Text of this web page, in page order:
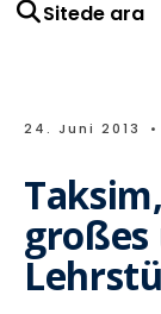
Sitede ara
24. Juni 2013 •